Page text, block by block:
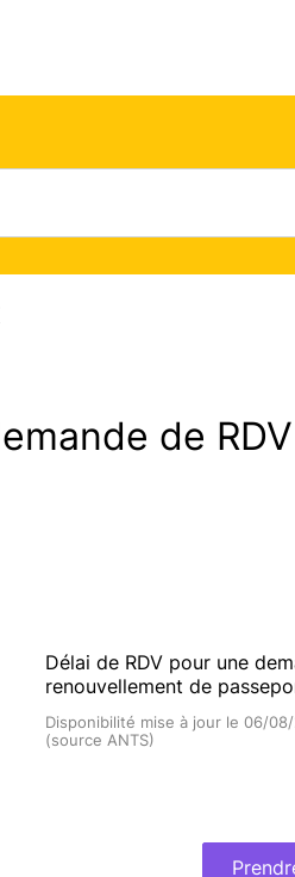
de
Délai de RDV pour une
renouvellement de
Disponibilité mise à jour le 06/
(source ANTS)